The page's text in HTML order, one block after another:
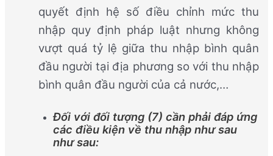
quyết định hệ số điều chỉnh mức thu
nhập quy định pháp luật nhưng không
vượt quá tỷ lệ giữa thu nhập bình quân
đầu người tại địa phương so với thu nhập
bình quân đầu người của cả nước,…
Đối với đối tượng (7) cần phải đáp ứng
các điều kiện về thu nhập như sau
như sau: